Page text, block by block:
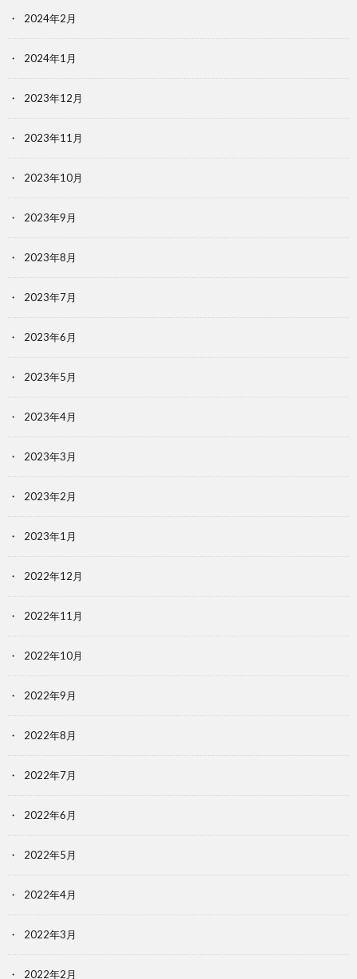
2024年2月
2024年1月
2023年12月
2023年11月
2023年10月
2023年9月
2023年8月
2023年7月
2023年6月
2023年5月
2023年4月
2023年3月
2023年2月
2023年1月
2022年12月
2022年11月
2022年10月
2022年9月
2022年8月
2022年7月
2022年6月
2022年5月
2022年4月
2022年3月
2022年2月